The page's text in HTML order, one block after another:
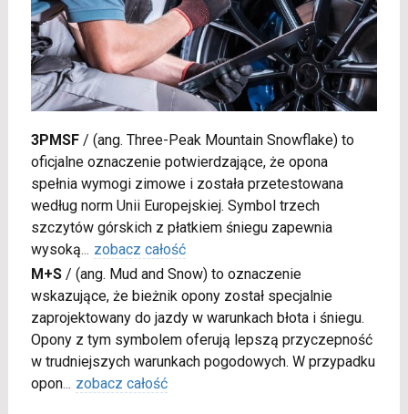
3PMSF/ (ang. Three-Peak Mountain Snowflake) to
oficjalne oznaczenie potwierdzające, że opona
spełnia wymogi zimowe i została przetestowana
według norm Unii Europejskiej. Symbol trzech
szczytów górskich z płatkiem śniegu zapewnia
wysoką... zobacz całość
M+S/ (ang. Mud and Snow) to oznaczenie
wskazujące, że bieżnik opony został specjalnie
zaprojektowany do jazdy w warunkach błota i śniegu.
Opony z tym symbolem oferują lepszą przyczepność
w trudniejszych warunkach pogodowych. W przypadku
opon... zobacz całość